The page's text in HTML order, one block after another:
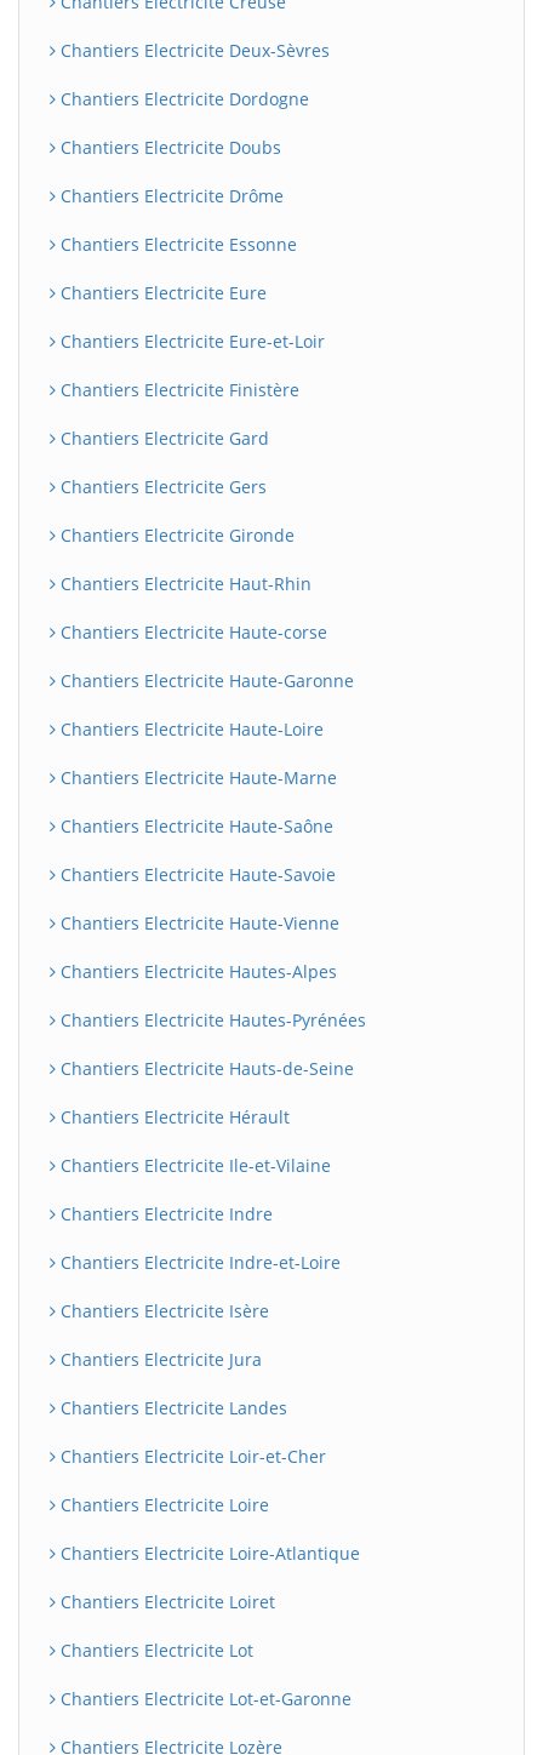
Chantiers Electricite Deux-Sèvres
Chantiers Electricite Dordogne
Chantiers Electricite Doubs
Chantiers Electricite Drôme
Chantiers Electricite Essonne
Chantiers Electricite Eure
Chantiers Electricite Eure-et-Loir
Chantiers Electricite Finistère
Chantiers Electricite Gard
Chantiers Electricite Gers
Chantiers Electricite Gironde
Chantiers Electricite Haut-Rhin
Chantiers Electricite Haute-corse
Chantiers Electricite Haute-Garonne
Chantiers Electricite Haute-Loire
Chantiers Electricite Haute-Marne
Chantiers Electricite Haute-Saône
Chantiers Electricite Haute-Savoie
Chantiers Electricite Haute-Vienne
Chantiers Electricite Hautes-Alpes
Chantiers Electricite Hautes-Pyrénées
Chantiers Electricite Hauts-de-Seine
Chantiers Electricite Hérault
Chantiers Electricite Ile-et-Vilaine
Chantiers Electricite Indre
Chantiers Electricite Indre-et-Loire
Chantiers Electricite Isère
Chantiers Electricite Jura
Chantiers Electricite Landes
Chantiers Electricite Loir-et-Cher
Chantiers Electricite Loire
Chantiers Electricite Loire-Atlantique
Chantiers Electricite Loiret
Chantiers Electricite Lot
Chantiers Electricite Lot-et-Garonne
Chantiers Electricite Lozère